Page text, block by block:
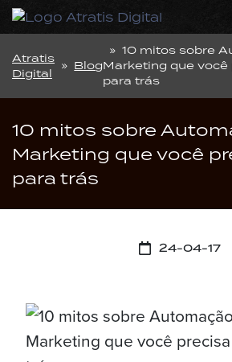
Atratis
Digital
» Blog
» 10 mitos sobre
Marketing que
para trás
10 mitos sobre
Marketing que você
para trás
24-04-17